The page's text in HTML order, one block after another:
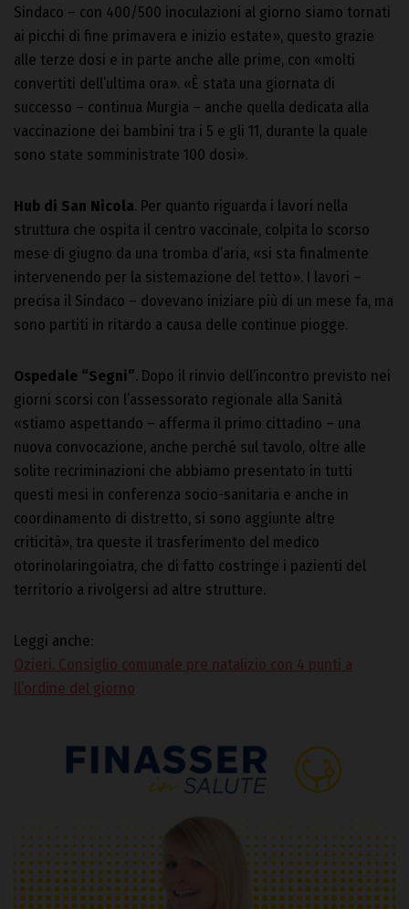
Sindaco – con 400/500 inoculazioni al giorno siamo tornati
ai picchi di fine primavera e inizio estate», questo grazie
alle terze dosi e in parte anche alle prime, con «molti
convertiti dell’ultima ora». «È stata una giornata di
successo – continua Murgia – anche quella dedicata alla
vaccinazione dei bambini tra i 5 e gli 11, durante la quale
sono state somministrate 100 dosi».
Hub di San Nicola. Per quanto riguarda i lavori nella
struttura che ospita il centro vaccinale, colpita lo scorso
mese di giugno da una tromba d’aria, «si sta finalmente
intervenendo per la sistemazione del tetto». I lavori –
precisa il Sindaco – dovevano iniziare più di un mese fa, ma
sono partiti in ritardo a causa delle continue piogge.
Ospedale “Segni”. Dopo il rinvio dell’incontro previsto nei
giorni scorsi con l’assessorato regionale alla Sanità
«stiamo aspettando – afferma il primo cittadino – una
nuova convocazione, anche perché sul tavolo, oltre alle
solite recriminazioni che abbiamo presentato in tutti
questi mesi in conferenza socio-sanitaria e anche in
coordinamento di distretto, si sono aggiunte altre
criticità», tra queste il trasferimento del medico
otorinolaringoiatra, che di fatto costringe i pazienti del
territorio a rivolgersi ad altre strutture.
Leggi anche:
Ozieri. Consiglio comunale pre natalizio con 4 punti a
ll’ordine del giorno